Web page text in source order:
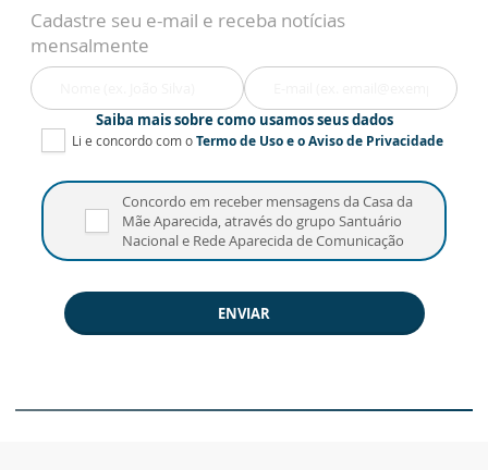
Cadastre seu e-mail e receba notícias
mensalmente
Saiba mais sobre como usamos seus dados
Li e concordo com oTermo de Usoe oAviso de Privacidade
Concordo em receber mensagens da Casa da
Mãe Aparecida, através do grupo Santuário
Nacional e Rede Aparecida de Comunicação
ENVIAR